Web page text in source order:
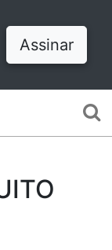
Assinar